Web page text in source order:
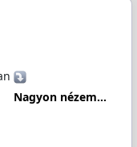
Nagyon nézem...